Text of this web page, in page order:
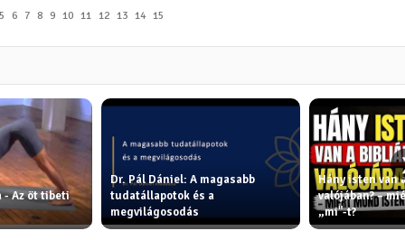
5 6 7 8 9 10 11 12 13 14 15
- Az öt tibeti
Dr. Pál Dániel: A magasabb
tudatállapotok és a
megvilágosodás
Hány isten van
valójában? –
„mi"-t?